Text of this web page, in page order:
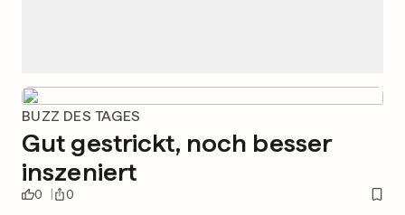
BUZZ DES TAGES
Gut gestrickt, noch besser
inszeniert
0 0